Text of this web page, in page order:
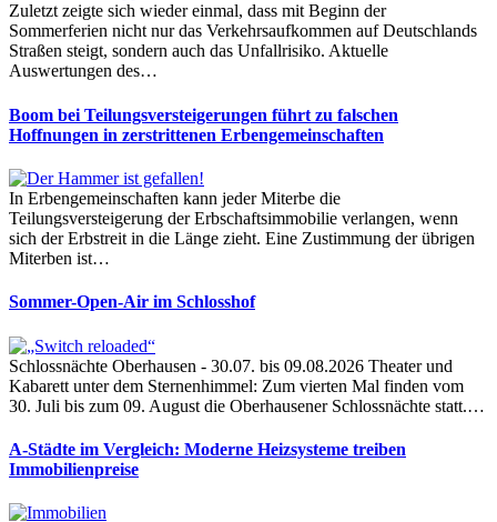
Zuletzt zeigte sich wieder einmal, dass mit Beginn der
Sommerferien nicht nur das Verkehrsaufkommen auf Deutschlands
Straßen steigt, sondern auch das Unfallrisiko. Aktuelle
Auswertungen des…
Boom bei Teilungsversteigerungen führt zu falschen
Hoffnungen in zerstrittenen Erbengemeinschaften
In Erbengemeinschaften kann jeder Miterbe die
Teilungsversteigerung der Erbschaftsimmobilie verlangen, wenn
sich der Erbstreit in die Länge zieht. Eine Zustimmung der übrigen
Miterben ist…
Sommer-Open-Air im Schlosshof
Schlossnächte Oberhausen - 30.07. bis 09.08.2026 Theater und
Kabarett unter dem Sternenhimmel: Zum vierten Mal finden vom
30. Juli bis zum 09. August die Oberhausener Schlossnächte statt.…
A-Städte im Vergleich: Moderne Heizsysteme treiben
Immobilienpreise